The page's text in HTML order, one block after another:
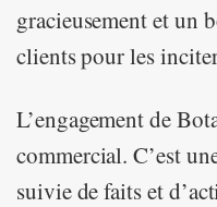
gracieusement et un
clients pour les
L’engagement de
commercial. C’est
suivie de faits et